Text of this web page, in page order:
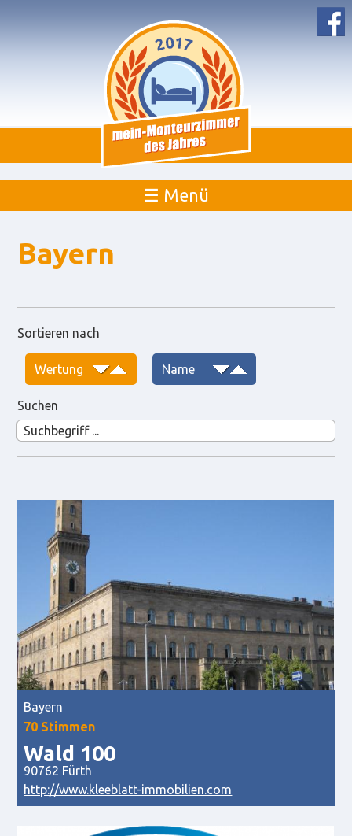
☰ Menü
Bayern
Sortieren nach
Suchen
Bayern
70 Stimmen
Wald 100
90762 Fürth
http://www.kleeblatt-immobilien.com